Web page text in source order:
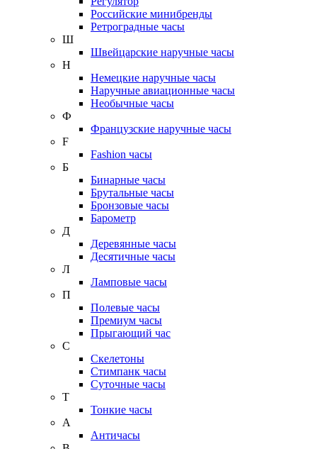
Российские минибренды
Ретроградные часы
Ш
Швейцарские наручные часы
Н
Немецкие наручные часы
Наручные авиационные часы
Необычные часы
Ф
Французские наручные часы
F
Fashion часы
Б
Бинарные часы
Брутальные часы
Бронзовые часы
Барометр
Д
Деревянные часы
Десятичные часы
Л
Ламповые часы
П
Полевые часы
Премиум часы
Прыгающий час
С
Скелетоны
Стимпанк часы
Суточные часы
Т
Тонкие часы
А
Античасы